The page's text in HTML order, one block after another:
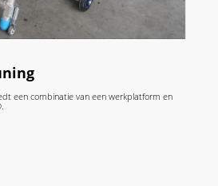
een combinatie van een werkplatform en